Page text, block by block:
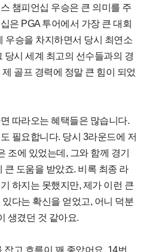
챔피언십 우승은 큰 의미를 주
은 PGA 투어에서 가장 큰 대회
우승을 차지하면서 당시 최연소
당시 세계 최고의 선수들과의 경
골프 경력에 정말 큰 힘이 되었
따라오는 혜택들은 많습니다.
필요합니다. 당시 3라운드에 저
조에 있었는데, 그와 함께 경기
큰 도움을 받았죠. 비록 최종 라
하지는 못했지만, 제가 이런 큰
다는 확신을 얻었고, 어니 덕분
생겼던 것 같아요.
고 흐름이 꽤 좋았어요. 14번